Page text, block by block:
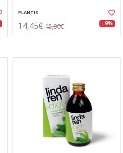
PLANTIS
14,45€ 15,90€ - 9%